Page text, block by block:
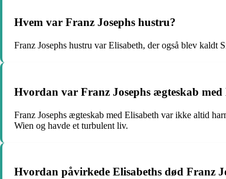
Hvem var Franz Josephs hustru?
Franz Josephs hustru var Elisabeth, der også blev kaldt
Hvordan var Franz Josephs ægteskab med
Franz Josephs ægteskab med Elisabeth var ikke altid
Wien og havde et turbulent liv.
Hvordan påvirkede Elisabeths død Franz